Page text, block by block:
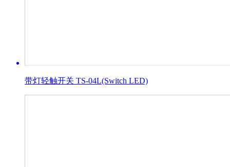
带灯轻触开关 TS-04L(Switch LED)